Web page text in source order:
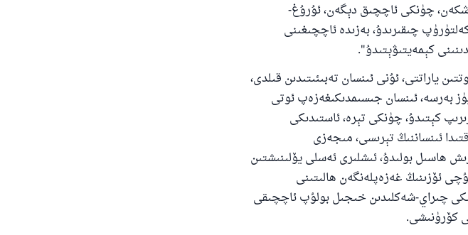
چۈنكى ئاچچىق دېگەن، ئۇرۇغ-
چىقىرىدۇ، بەزىدە ئاچچىغىنى
كېمەيتىۋېتىدۇ".
ياراتتى، ئۇنى ئىنسان تەبىئىتىدىن قىلدى،
بەرسە، ئىنسان جىسىمدىكىغەزەپ ئوتى
كېتىدۇ، چۈنكى تېرە، ئاستىدىكى
ئىنساننىڭ تېرىسى، مىجەزى
ھاسىل بولىدۇ، ئىشلىرى ئەسلى يۆلىنىشتىن
ئۆزىنىڭ غەزەپلەنگەن ھالىتىنى
چىراي-شەكلىدىن خىجىل بولۇپ ئاچچىقى
كۆرۈنىشى.